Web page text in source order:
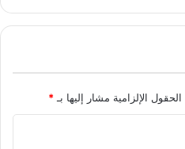
الحقول الإلزامية مشار إليها بـ *